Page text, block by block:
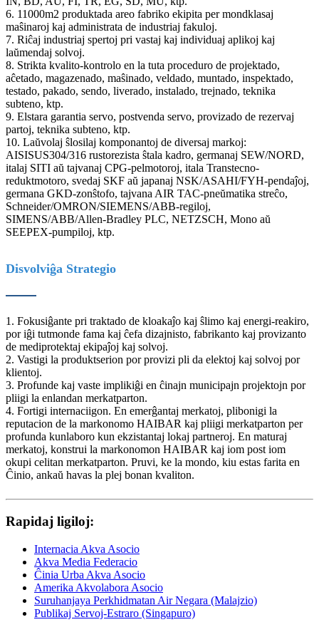
6. 11000m2 produktada areo fabriko ekipita per mondklasaj
maŝinaroj kaj administrata de industriaj fakuloj.
7. Riĉaj industriaj spertoj pri vastaj kaj individuaj aplikoj kaj
laŭmendaj solvoj.
8. Strikta kvalito-kontrolo en la tuta proceduro de projektado,
aĉetado, magazenado, maŝinado, veldado, muntado, inspektado,
testado, pakado, sendo, liverado, instalado, trejnado, teknika
subteno, ktp.
9. Elstara garantia servo, postvenda servo, provizado de rezervaj
partoj, teknika subteno, ktp.
10. Laŭvolaj ŝlosilaj komponantoj de diversaj markoj:
AISISUS304/316 rustorezista ŝtala kadro, germanaj SEW/NORD,
italaj SITI aŭ tajvanaj CPG-pelmotoroj, itala Transtecno-
reduktmotoro, svedaj SKF aŭ japanaj NSK/ASAHI/FYH-pendaĵoj,
germana GKD-zonŝtofo, tajvana AIR TAC-pneŭmatika streĉo,
Schneider/OMRON/SIEMENS/ABB-regiloj,
SIMENS/ABB/Allen-Bradley PLC, NETZSCH, Mono aŭ
SEEPEX-pumpiloj, ktp.
Disvolviĝa Strategio
1. Fokusiĝante pri traktado de kloakaĵo kaj ŝlimo kaj energi-reakiro,
por iĝi tutmonde fama kaj ĉefa dizajnisto, fabrikanto kaj provizanto
de mediprotektaj ekipaĵoj kaj solvoj.
2. Vastigi la produktserion por provizi pli da elektoj kaj solvoj por
klientoj.
3. Profunde kaj vaste implikiĝi en ĉinajn municipajn projektojn por
pliigi la enlandan merkatparton.
4. Fortigi internaciigon. En emerĝantaj merkatoj, plibonigi la
reputacion de la markonomo HAIBAR kaj pliigi merkatparton per
profunda kunlaboro kun ekzistantaj lokaj partneroj. En maturaj
merkatoj, konstrui la markonomon HAIBAR kaj iom post iom
okupi celitan merkatparton. Pruvi, ke la mondo, kiu estas farita en
Ĉinio, ankaŭ havas la plej bonan kvaliton.
Rapidaj ligiloj:
Internacia Akva Asocio
Akva Media Federacio
Ĉinia Urba Akva Asocio
Amerika Akvolabora Asocio
Suruhanjaya Perkhidmatan Air Negara (Malajzio)
Publikaj Servoj-Estraro (Singapuro)